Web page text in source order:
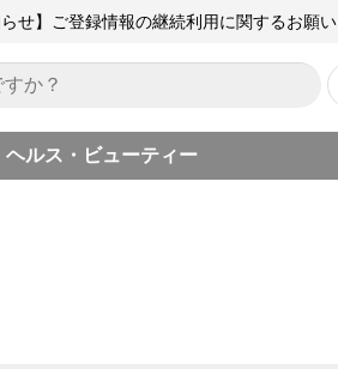
らせ】ご登録情報の継続利用に関するお願い
ヘルス・ビューティー